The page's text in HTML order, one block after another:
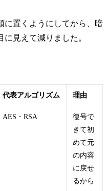
に置くようにしてから、暗
見えて減りました。
代表アルゴリズム 理由
AES・RSA
復号で
きて初
めて元
の内容
に戻せ
るから